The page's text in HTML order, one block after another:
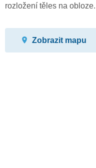
rozložení těles na obloze.
Zobrazit mapu